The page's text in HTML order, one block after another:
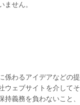
ません。
係わるアイデアなどの提
ウェブサイトを介してそ
義務を負わないこと、